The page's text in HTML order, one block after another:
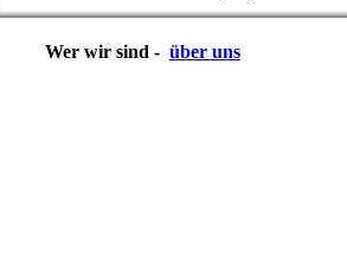
Wer wir sind - über uns